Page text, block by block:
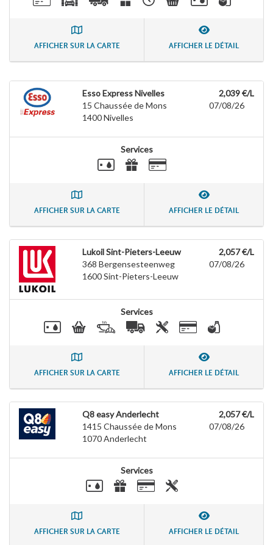
AFFICHER SUR LA CARTE AFFICHER LE DÉTAIL
Esso Express Nivelles
15 Chaussée de Mons
1400Nivelles
2,039 €/L
07/08/26
Services
AFFICHER SUR LA CARTE AFFICHER LE DÉTAIL
Lukoil Sint-Pieters-Leeuw
368 Bergensesteenweg
1600Sint-Pieters-Leeuw
2,057 €/L
07/08/26
Services
AFFICHER SUR LA CARTE AFFICHER LE DÉTAIL
Q8 easy Anderlecht
1415 Chaussée de Mons
1070Anderlecht
2,057 €/L
07/08/26
Services
AFFICHER SUR LA CARTE AFFICHER LE DÉTAIL